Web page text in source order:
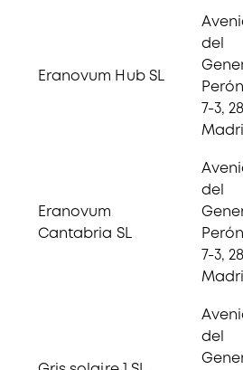
Eranovum Hub SL
del
7-3,
Eranovum
Cantabria SL
del
7-3,
del